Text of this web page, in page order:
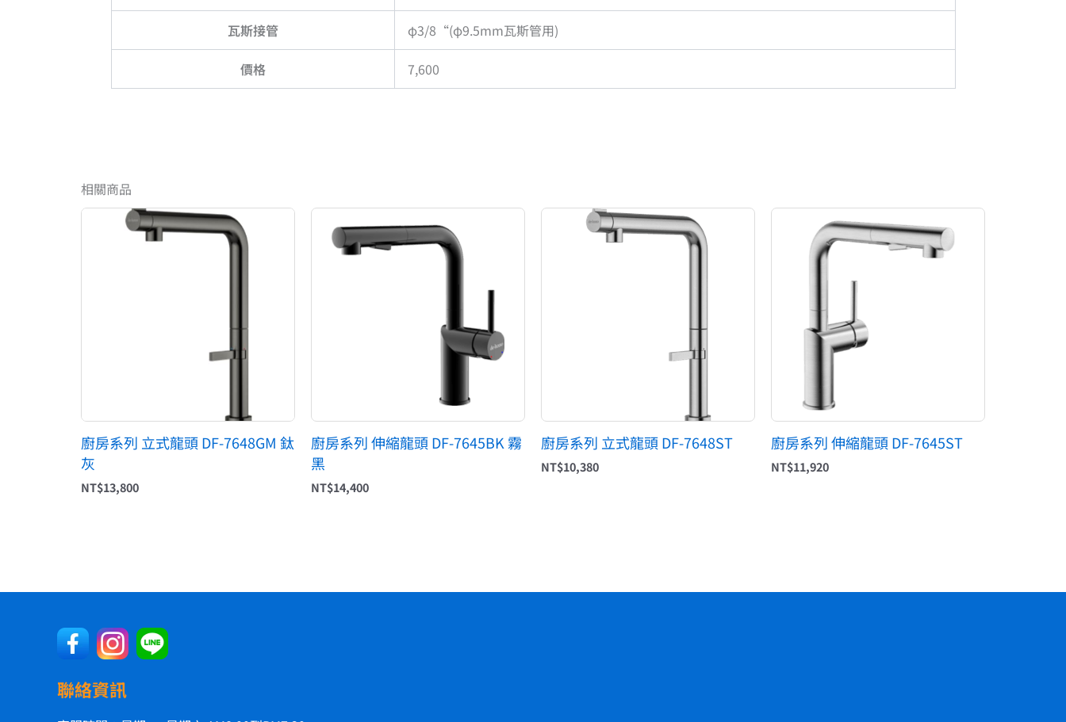
瓦斯接管 φ3/8“(φ9.5mm瓦斯管用)
價格 7,600
相關商品
廚房系列 立式龍頭 DF-7648GM 鈦
灰
NT$13,800
廚房系列 伸縮龍頭 DF-7645BK 霧
黑
NT$14,400
廚房系列 立式龍頭 DF-7648ST
NT$10,380
廚房系列 伸縮龍頭 DF-7645ST
NT$11,920
聯絡資訊